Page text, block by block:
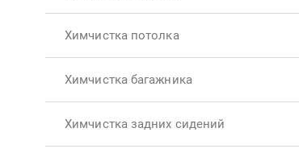
Химчистка потолка
Химчистка багажника
Химчистка задних сидений